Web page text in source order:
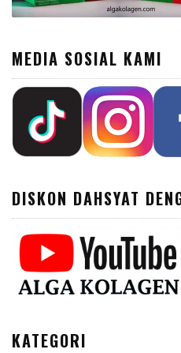
MEDIA SOSIAL KAMI
DISKON DAHSYAT
KATEGORI